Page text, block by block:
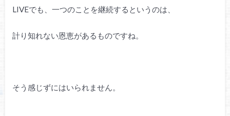
LIVEでも、一つのことを継続するというのは、
計り知れない恩恵があるものですね。
そう感じずにはいられません。